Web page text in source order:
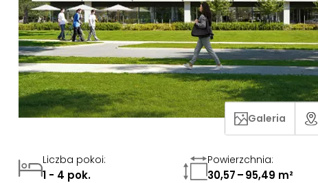
Galeria
Liczba pokoi:
1 - 4 pok.
Powierzchnia:
30,57 – 95,49 m²